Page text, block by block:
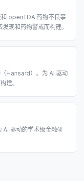
openFDA 药物不良事
现和药物警戒而构建。
Hansard）。为 AI 驱动
建。
AI 驱动的学术级金融研